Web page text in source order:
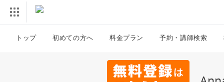
トップ 初めての方へ 料金プラン 予約・講師検索